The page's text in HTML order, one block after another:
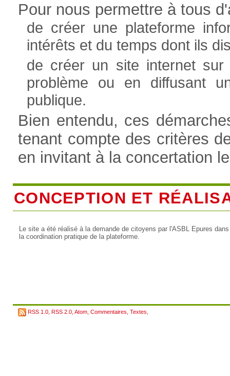
Pour nous permettre à tous
de créer une plateforme
intérêts et du temps dont ils
de créer un site internet sur
problème ou en diffusant
publique.
Bien entendu, ces
tenant compte des critères
en invitant à la concertation
CONCEPTION ET
Le site a été réalisé à la demande de citoyens par l'ASBL Epures
la coordination pratique de la plateforme.
RSS 1.0 RSS 2.0 Atom Commentaires Textes